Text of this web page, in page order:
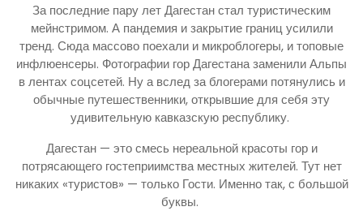
За последние пару лет Дагестан стал туристическим
мейнстримом. А пандемия и закрытие границ усилили
тренд. Сюда массово поехали и микроблогеры, и топовые
инфлюенсеры. Фотографии гор Дагестана заменили Альпы
в лентах соцсетей. Ну а вслед за блогерами потянулись и
обычные путешественники, открывшие для себя эту
удивительную кавказскую республику.
Дагестан — это смесь нереальной красоты гор и
потрясающего гостеприимства местных жителей. Тут нет
никаких «туристов» — только Гости. Именно так, с большой
буквы.